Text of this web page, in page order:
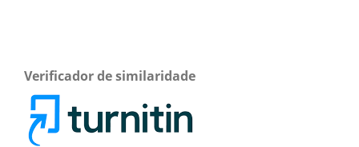
Verificador de similaridade